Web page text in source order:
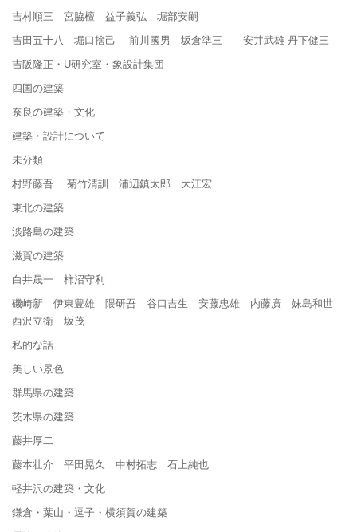
吉村順三 宮脇檀 益子義弘 堀部安嗣
吉田五十八 堀口捨己 前川國男 坂倉準三 安井武雄 丹下健三
吉阪隆正・U研究室・象設計集団
四国の建築
奈良の建築・文化
建築・設計について
未分類
村野藤吾 菊竹清訓 浦辺鎮太郎 大江宏
東北の建築
淡路島の建築
滋賀の建築
白井晟一 柿沼守利
磯崎新 伊東豊雄 隈研吾 谷口吉生 安藤忠雄 内藤廣 妹島和世
西沢立衛 坂茂
私的な話
美しい景色
群馬県の建築
茨木県の建築
藤井厚二
藤本壮介 平田晃久 中村拓志 石上純也
軽井沢の建築・文化
鎌倉・葉山・逗子・横須賀の建築